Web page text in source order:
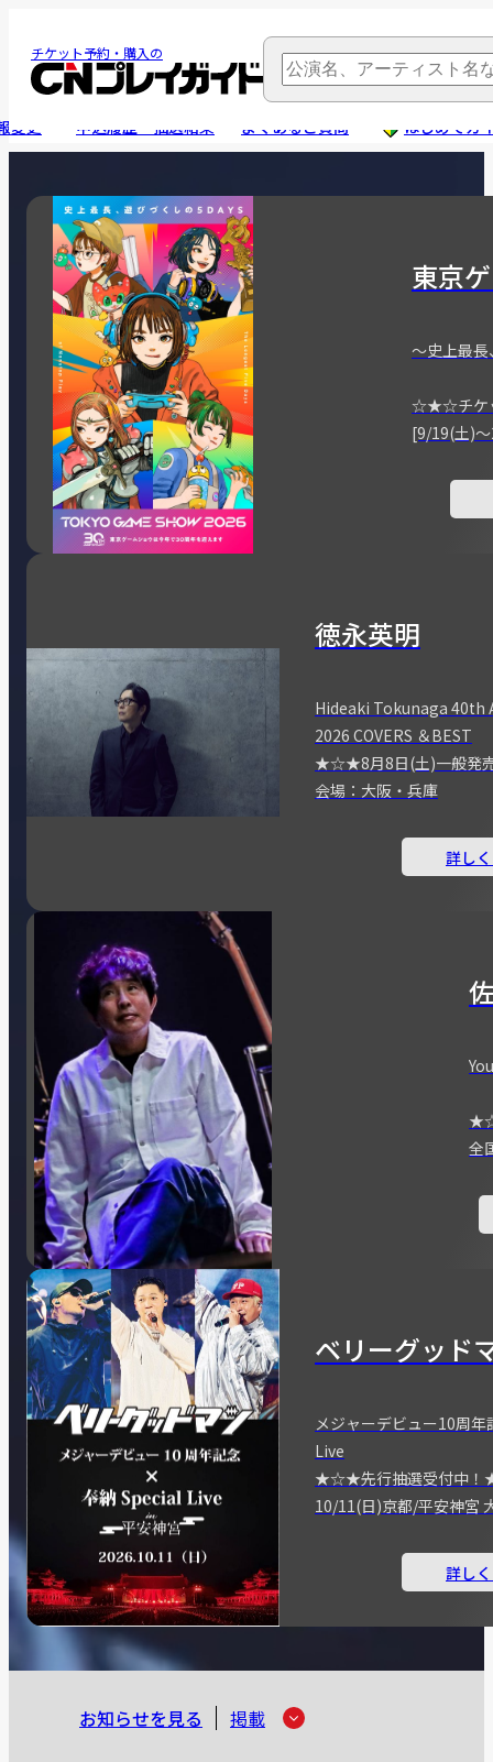
チケット予約・購入の
変更 申込履歴・抽選結果 よくあるご質問 はじめてガ
東京
～史上最長
☆★☆チケ
[9/19(土)
徳永英明
Hideaki Tokunaga 40th
2026 COVERS ＆BEST
★☆★8月8日(土)一般
会場：大阪・兵庫
詳し
全
ベリーグッド
メジャーデビュー10周
Live
★☆★先行抽選受付中
10/11(日)京都/平安神宮
詳し
お知らせを見る 掲載